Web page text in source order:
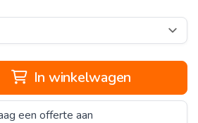
In winkelwagen
een offerte aan